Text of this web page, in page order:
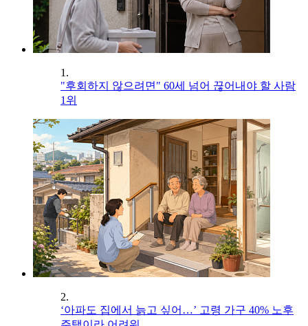
1.
"후회하지 않으려면" 60세 넘어 끊어내야 할 사람
1위
2.
‘아파도 집에서 늙고 싶어…’ 고령 가구 40% 노후